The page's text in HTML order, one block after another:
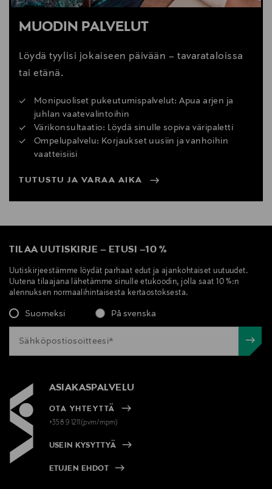
MUODIN PALVELUT
Löydä tyylisi jokaiseen päivään – tavarataloissa
tai etänä.
Monipuoliset pukeutumispalvelut: Apua arjen ja
juhlan vaatevalintoihin
Värikonsultaatio: Löydä sinulle sopiva väripaletti
Ompelupalvelu: Korjaukset uusiin ja vanhoihin
vaatteisiisi
TUTUSTU JA VARAA AIKA
TILAA UUTISKIRJE – ETUSI –10 %
Uutiskirjeestämme löydät parhaat edut ja ajankohtaiset uutuudet.
Uutena tilaajana lähetämme sinulle etukoodin, jolla saat 10 %:n
alennuksen normaalihintaisesta kertaostoksesta.
Suomeksi På svenska
ASIAKASPALVELU
OTA YHTEYTTÄ
+358 9 1211(pvm/mpm)
USEIN KYSYTTYÄ
ETUJEN EHDOT